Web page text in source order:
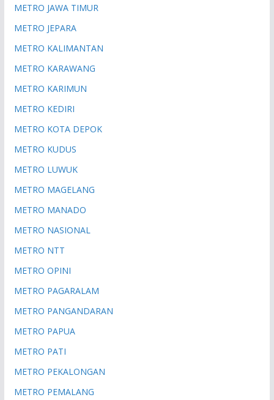
METRO JAWA TIMUR
METRO JEPARA
METRO KALIMANTAN
METRO KARAWANG
METRO KARIMUN
METRO KEDIRI
METRO KOTA DEPOK
METRO KUDUS
METRO LUWUK
METRO MAGELANG
METRO MANADO
METRO NASIONAL
METRO NTT
METRO OPINI
METRO PAGARALAM
METRO PANGANDARAN
METRO PAPUA
METRO PATI
METRO PEKALONGAN
METRO PEMALANG